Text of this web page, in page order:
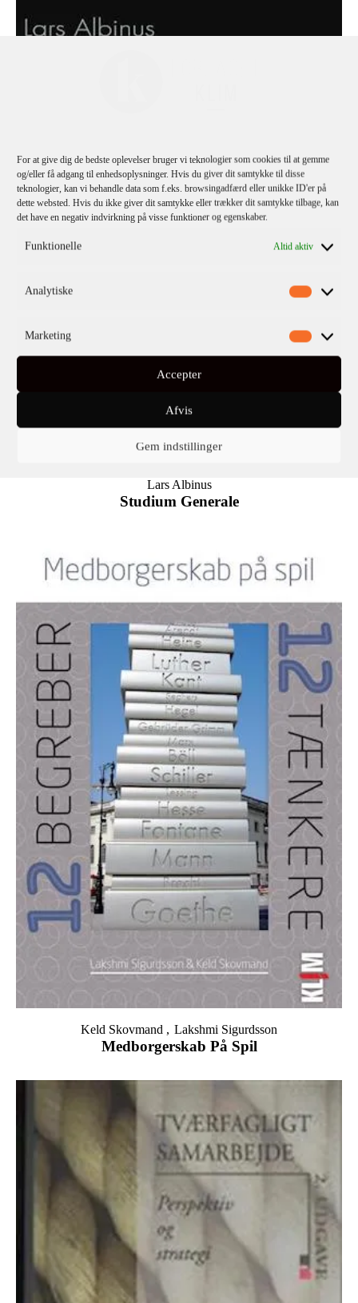
For at give dig de bedste oplevelser bruger vi teknologier som cookies til at gemme
og/eller få adgang til enhedsoplysninger. Hvis du giver dit samtykke til disse
teknologier, kan vi behandle data som f.eks. browsingadfærd eller unikke ID'er på
dette websted. Hvis du ikke giver dit samtykke eller trækker dit samtykke tilbage, kan
det have en negativ indvirkning på visse funktioner og egenskaber.
Funktionelle Altid aktiv
Analytiske
Marketing
Accepter
Afvis
Gem indstillinger
Studium Generale
Lars Albinus
Medborgerskab På Spil
Keld Skovmand Lakshmi Sigurdsson